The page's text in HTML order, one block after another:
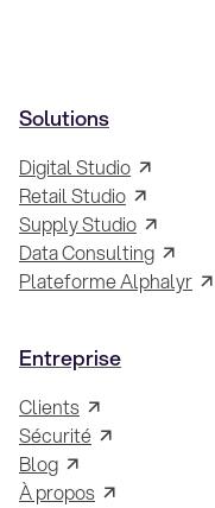
Solutions
Digital Studio
Retail Studio
Supply Studio
Data Consulting
Plateforme Alphalyr
Entreprise
Clients
Sécurité
Blog
À propos